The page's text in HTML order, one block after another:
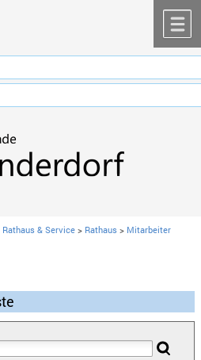
Rathaus & Service > Rathaus > Mitarbeiter